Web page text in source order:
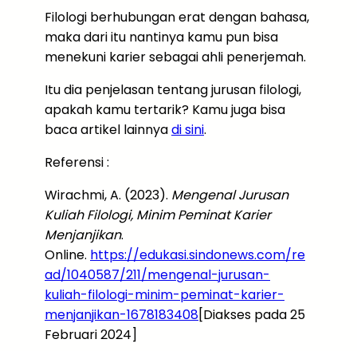
Filologi berhubungan erat dengan bahasa,
maka dari itu nantinya kamu pun bisa
menekuni karier sebagai ahli penerjemah.
Itu dia penjelasan tentang jurusan filologi,
apakah kamu tertarik? Kamu juga bisa
baca artikel lainnyadi sini.
Referensi :
Wirachmi, A. (2023). Mengenal Jurusan
Kuliah Filologi, Minim Peminat Karier
Menjanjikan.
Online. https://edukasi.sindonews.com/re
ad/1040587/211/mengenal-jurusan-
kuliah-filologi-minim-peminat-karier-
menjanjikan-1678183408[Diakses pada 25
Februari 2024]